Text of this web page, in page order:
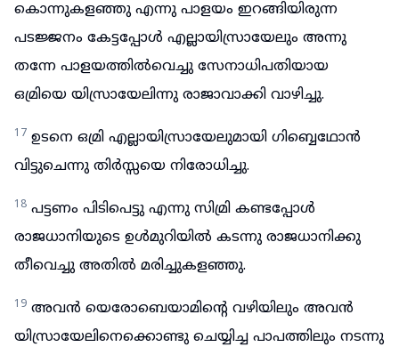
കൊന്നുകളഞ്ഞു എന്നു പാളയം ഇറങ്ങിയിരുന്ന
പടജ്ജനം കേട്ടപ്പോൾ എല്ലായിസ്രായേലും അന്നു
തന്നേ പാളയത്തിൽവെച്ചു സേനാധിപതിയായ
ഒമ്രിയെ യിസ്രായേലിന്നു രാജാവാക്കി വാഴിച്ചു.
17 ഉടനെ ഒമ്രി എല്ലായിസ്രായേലുമായി ഗിബ്ബെഥോൻ
വിട്ടുചെന്നു തിർസ്സയെ നിരോധിച്ചു.
18 പട്ടണം പിടിപെട്ടു എന്നു സിമ്രി കണ്ടപ്പോൾ
രാജധാനിയുടെ ഉൾമുറിയിൽ കടന്നു രാജധാനിക്കു
തീവെച്ചു അതിൽ മരിച്ചുകളഞ്ഞു.
19 അവൻ യെരോബെയാമിന്റെ വഴിയിലും അവൻ
യിസ്രായേലിനെക്കൊണ്ടു ചെയ്യിച്ച പാപത്തിലും നടന്നു